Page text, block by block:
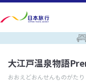
大江戸温泉物語
おおえどおんせんものがた